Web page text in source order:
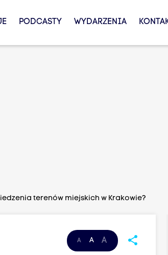
PODCASTY WYDARZENIA
terenów miejskich w Krakowie?
A A A share